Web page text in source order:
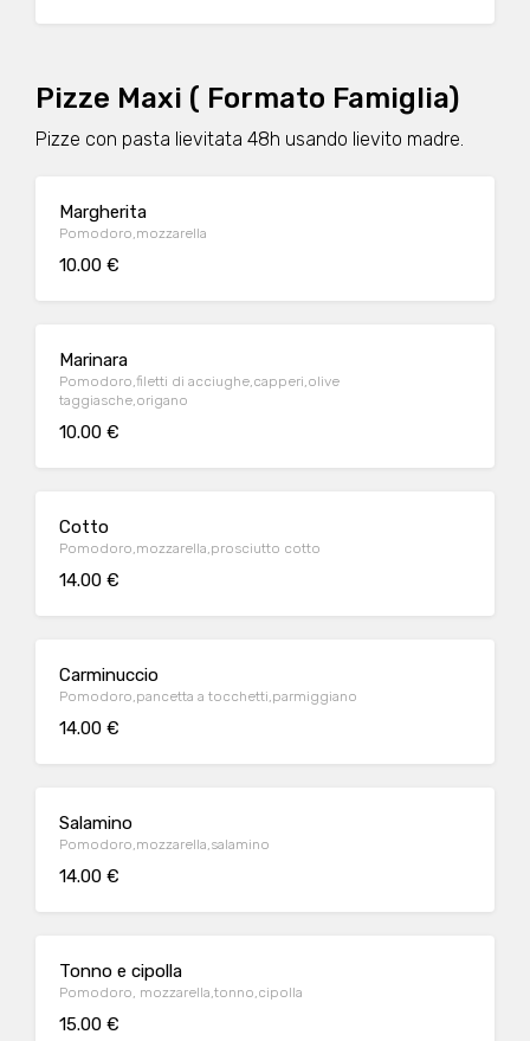
Pizze Maxi ( Formato Famiglia)
Pizze con pasta lievitata 48h usando lievito madre.
Margherita
Pomodoro,mozzarella
10.00 €
Marinara
Pomodoro,filetti di acciughe,capperi,olive
taggiasche,origano
10.00 €
Cotto
Pomodoro,mozzarella,prosciutto cotto
14.00 €
Carminuccio
Pomodoro,pancetta a tocchetti,parmiggiano
14.00 €
Salamino
Pomodoro,mozzarella,salamino
14.00 €
Tonno e cipolla
Pomodoro, mozzarella,tonno,cipolla
15.00 €